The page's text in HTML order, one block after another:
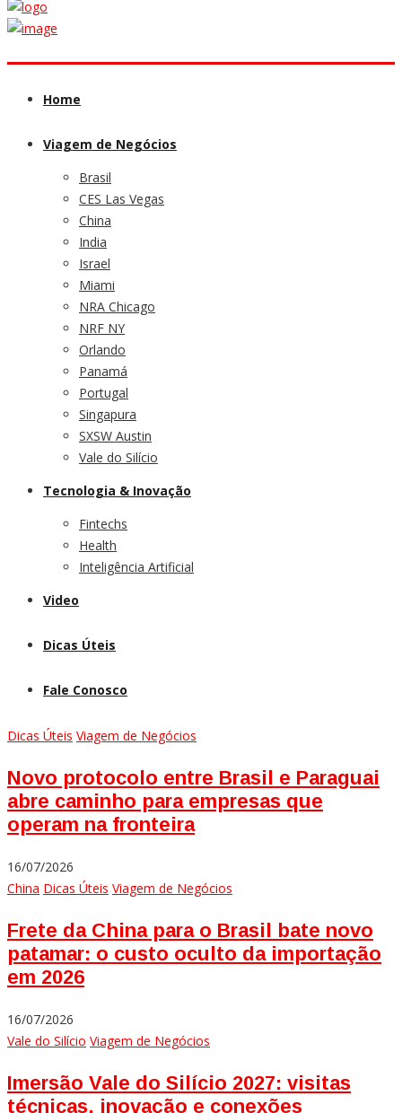
Home
Viagem de Negócios
Brasil
CES Las Vegas
China
India
Israel
Miami
NRA Chicago
NRF NY
Orlando
Panamá
Portugal
Singapura
SXSW Austin
Vale do Silício
Tecnologia & Inovação
Fintechs
Health
Inteligência Artificial
Video
Dicas Úteis
Fale Conosco
Dicas Úteis Viagem de Negócios
Novo protocolo entre Brasil e Paraguai
abre caminho para empresas que
operam na fronteira
16/07/2026
China Dicas Úteis Viagem de Negócios
Frete da China para o Brasil bate novo
patamar: o custo oculto da importação
em 2026
16/07/2026
Vale do Silício Viagem de Negócios
Imersão Vale do Silício 2027: visitas
técnicas, inovação e conexões